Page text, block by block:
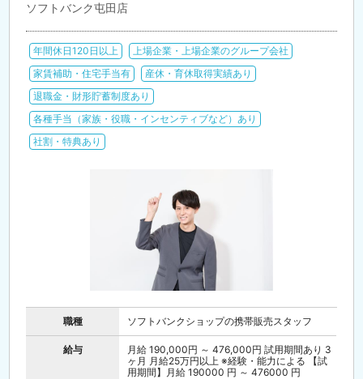
ソフトバンク屯田店
年間休日120日以上
上場企業・上場企業のグループ会社
家賃補助・住宅手当有
産休・育休取得実績あり
退職金・財形貯蓄制度あり
各種手当（家族・役職・インセンティブなど）あり
社割・特典あり
職種 ソフトバンクショップの携帯販売スタッフ
給与
月給 190,000円 ～ 476,000円 試用期間あり 3
ヶ月 月給25万円以上 ※経験・能力による 【試
用期間】月給 190000 円 ～ 476000 円